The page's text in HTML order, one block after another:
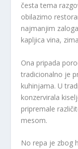
česta tema
obilazimo
najmanjim
kapljica vina,
Ona pripada
tradicionalno je
kuhinjama. U
konzervirala
pripremale
mesom.
No repa je zbog